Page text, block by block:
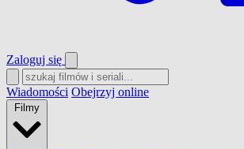
Zaloguj się
Wiadomości Obejrzyj online
Filmy